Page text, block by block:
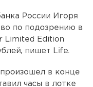
России Игоря
по подозрению в
Limited Edition
пишет Life.
в конце
часы в лотке